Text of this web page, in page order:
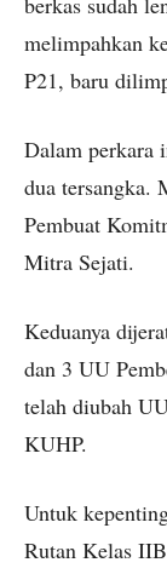
melimpahkan
P21, baru
Dalam perkara
dua tersangka.
Pembuat
Mitra Sejati.
Keduanya
dan 3 UU
telah diubah
KUHP.
Untuk
Rutan Kelas